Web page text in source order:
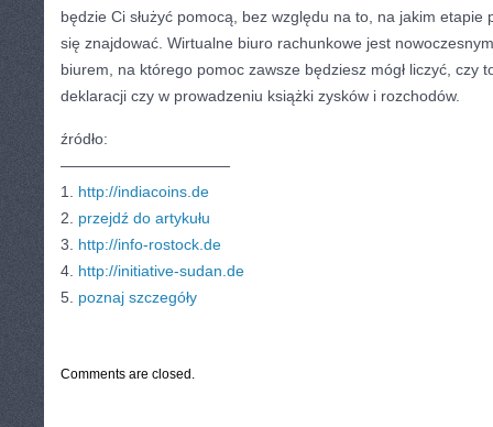
będzie Ci służyć pomocą, bez względu na to, na jakim etapie
się znajdować. Wirtualne biuro rachunkowe jest
biurem, na którego pomoc zawsze będziesz mógł liczyć, czy
deklaracji czy w prowadzeniu książki zysków i rozchodów.
źródło:
———————————
1. http://indiacoins.de
2. przejdź do artykułu
3. http://info-rostock.de
4. http://initiative-sudan.de
5. poznaj szczegóły
Comments are closed.